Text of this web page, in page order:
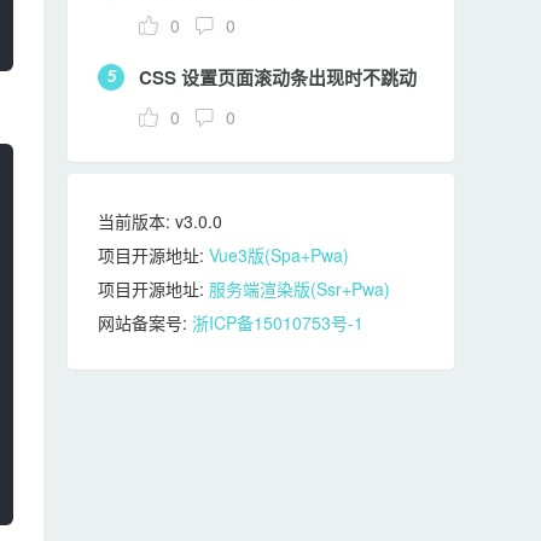
0 0
5 CSS 设置页面滚动条出现时不跳动
0 0
当前版本: v3.0.0
项目开源地址: Vue3版(Spa+Pwa)
项目开源地址: 服务端渲染版(Ssr+Pwa)
网站备案号: 浙ICP备15010753号-1